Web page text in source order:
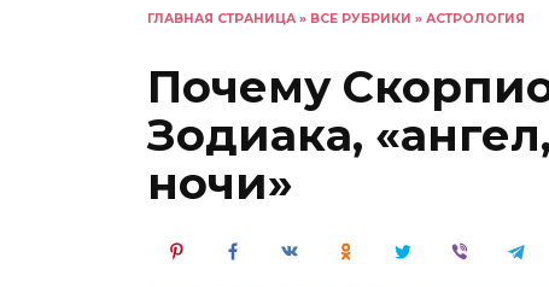
ГЛАВНАЯ СТРАНИЦА » ВСЕ РУБРИКИ » АСТРОЛОГИЯ
Почему
Зодиака,
ночи»